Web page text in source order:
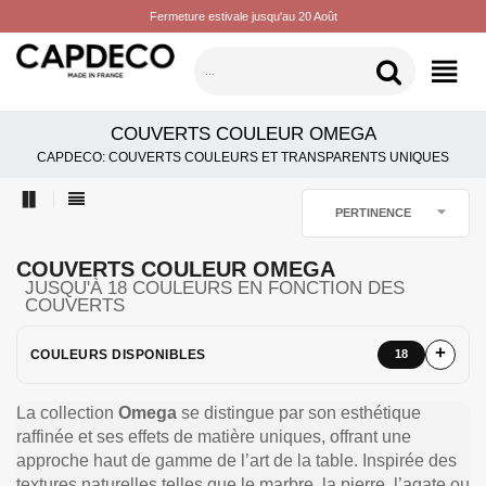
Fermeture estivale jusqu'au 20 Août
CATÉGORIES
COUVERTS COULEUR OMEGA
CAPDECO: COUVERTS COULEURS ET TRANSPARENTS UNIQUES
PERTINENCE 
COUVERTS COULEUR OMEGA
JUSQU'À 18 COULEURS EN FONCTION DES
COUVERTS
COULEURS DISPONIBLES 18
La collection Omega se distingue par son esthétique
raffinée et ses effets de matière uniques, offrant une
approche haut de gamme de l’art de la table. Inspirée des